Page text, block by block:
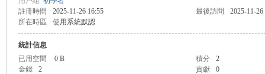
註冊時間
2025-11-26 16:55 最後訪問
2025-11-26
所在時區
使用系統默認
統計信息
已用空間
0 B 積分
2
金錢
2 貢獻 0